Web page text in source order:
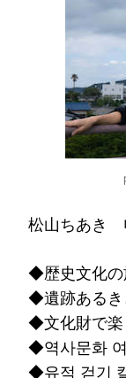
松山ちあき
◆歴史文化の
◆遺跡あるき
◆文化財で楽
◆역사문화
◆유적 걷기